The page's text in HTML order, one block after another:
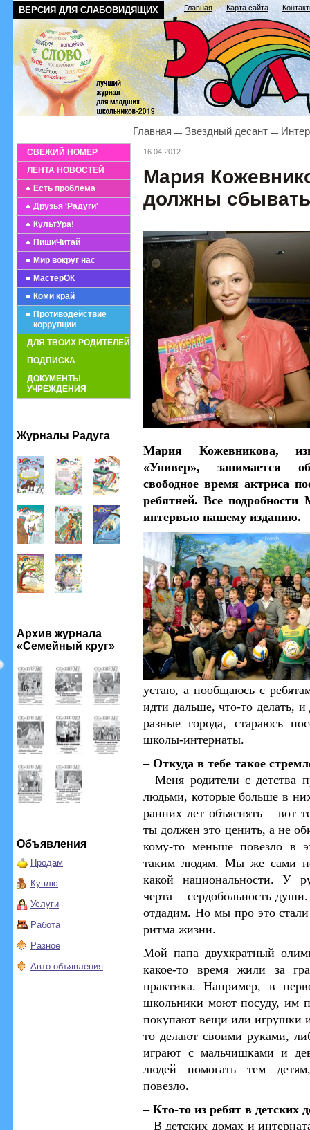
ВЕРСИЯ ДЛЯ СЛАБОВИДЯЩИХ Главная Карта сайта
СВЕЖИЙ НОМЕР
ЛЕНТА НОВОСТЕЙ
Есть проблема
Друзья 'Радуги'
КультУра!
ПишиЧитай
Мир вокруг нас
МастерОК
Коми край
Противодействие
коррупции
ДЛЯ ТВОИХ РОДИТЕЛЕЙ
ПОДПИСКА
ДОКУМЕНТЫ
УЧРЕЖДЕНИЯ
Журналы Радуга
Архив журнала
«Семейный круг»
Объявления
Продам
Куплю
Услуги
Работа
Разное
Авто-объявления
Главная Звездный десант
16.04.2012
Мария
должны
Мария Кожевникова,
«Универ», занимается
свободное время актриса
ребятней. Все
интервью нашему изданию.
устаю, а пообщаюсь с
идти дальше, что-то делать,
разные города, стараюсь
школы-интернаты.
– Откуда в тебе такое
– Меня родители с детства
людьми, которые больше в
ранних лет объяснять – вот
ты должен это ценить, а не
кому-то меньше повезло в
таким людям. Мы же сами
какой национальности.У
черта – сердобольность
отдадим. Но мы про это
ритма жизни.
Мой папа двухкратный
какое-то время жили за
практика. Например, в
школьники моют посуду, им
покупают вещи или игрушки
то делают своими руками,
играют с мальчишками и
людей помогать тем
повезло.
– Кто-то из ребят в детских
– В детских домах и